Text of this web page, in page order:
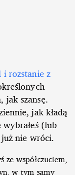
rozstanie z
jak szansę.
jak kładą
(lub
nie wróci.
współczuciem,
w tym samy